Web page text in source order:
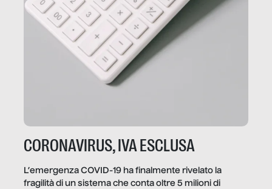
CORONAVIRUS, IVA ESCLUSA
L’emergenza COVID-19 ha finalmente rivelato la
fragilità di un sistema che conta oltre 5 milioni di